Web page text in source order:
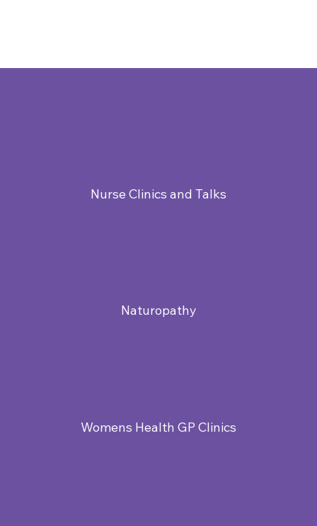
Nurse Clinics and Talks
Naturopathy
Womens Health GP Clinics